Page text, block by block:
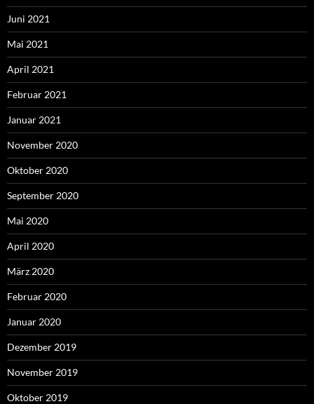
Juni 2021
Mai 2021
April 2021
Februar 2021
Januar 2021
November 2020
Oktober 2020
September 2020
Mai 2020
April 2020
März 2020
Februar 2020
Januar 2020
Dezember 2019
November 2019
Oktober 2019